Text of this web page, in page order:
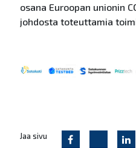
osana Euroopan unionin
johdosta toteuttamia
Jaa sivu